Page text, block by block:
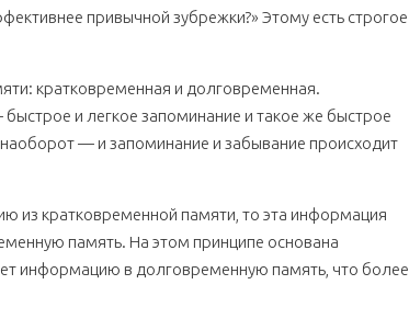
привычной зубрежки?» Этому есть строгое
кратковременная и долговременная.
и легкое запоминание и такое же быстрое
— и запоминание и забывание происходит
из кратковременной памяти, то эта информация
память. На этом принципе основана
информацию в долговременную память, что более